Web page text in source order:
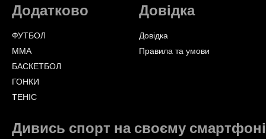
Додатково
ФУТБОЛ
ММА
БАСКЕТБОЛ
ГОНКИ
TЕНІС
Довідка
Довідка
Правила та умови
Дивись спорт на своєму смартфоні